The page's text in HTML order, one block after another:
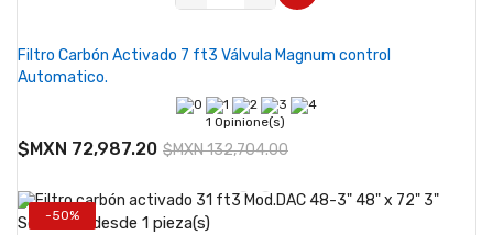
Filtro Carbón Activado 7 ft3 Válvula Magnum control
Automatico.
1 Opinione(s)
$MXN 72,987.20 $MXN 132,704.00
-50%
Se vende desde 1 pieza(s)